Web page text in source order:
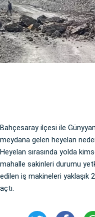
Bahçesaray ilçesi ile
meydana gelen heyelan
Heyelan sırasında yolda
mahalle sakinleri durumu
edilen iş makineleri yaklaşık
açtı.